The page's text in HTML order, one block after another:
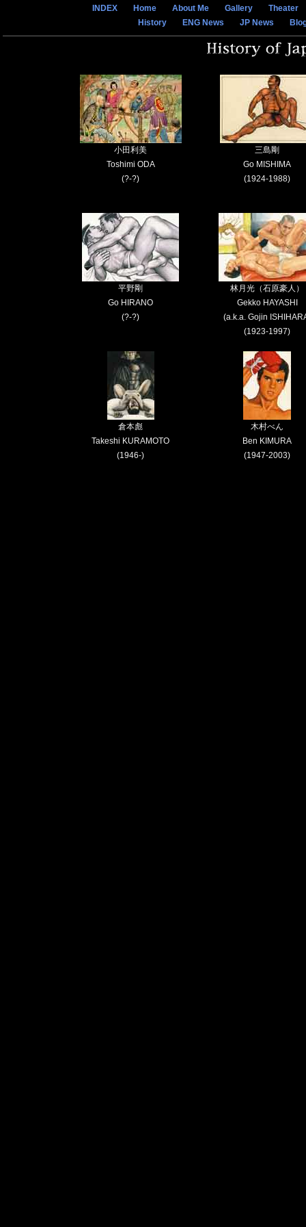
INDEX Home About Me Gallery
Theater
History
ENG News JP News
小田利美
Toshimi ODA
(?-?)
三島剛
Go MISHIMA
(1924-1988)
平野剛
Go HIRANO
(?-?)
林月光（石原豪人）
Gekko HAYASHI
(a.k.a. Gojin
(1923-1997)
倉本彪
Takeshi KURAMOTO
(1946-)
木村べん
Ben KIMURA
(1947-2003)